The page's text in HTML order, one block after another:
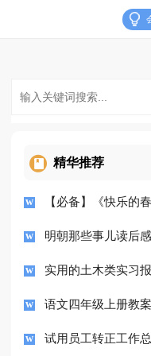
精华推荐
【必备】《快乐的
明朝那些事儿读后
实用的土木类实习
语文四年级上册教
试用员工转正工作